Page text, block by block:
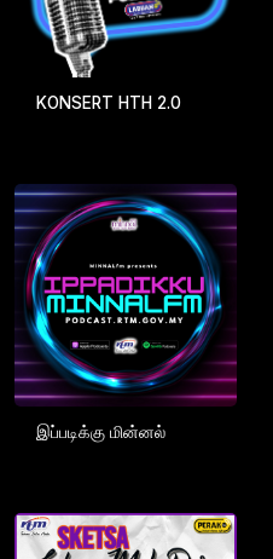
KONSERT HTH 2.0
இப்படிக்கு மின்னல்